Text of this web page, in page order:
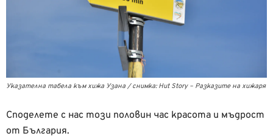
Указателна табела към хижа Узана / снимка: Hut Story – Разказите на хижаря
Споделете с нас този половин час красота и мъдрост
от България.